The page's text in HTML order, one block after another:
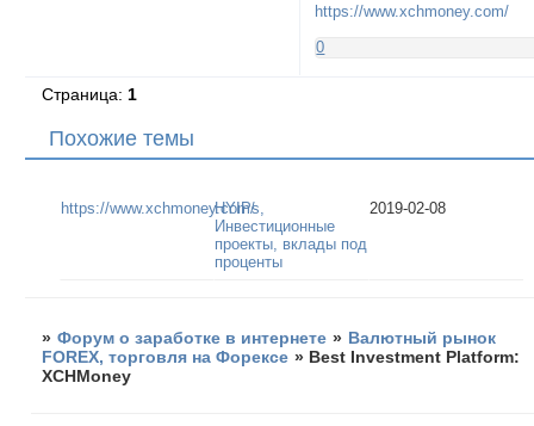
https://www.xchmoney.com/
0
Страница: 1
Похожие темы
https://www.xchmoney.com/
HYIPs,
Инвестиционные
проекты, вклады под
проценты
2019-02-08
» Форум о заработке в интернете » Валютный рынок
FOREX, торговля на Форексе » Best Investment Platform:
XCHMoney